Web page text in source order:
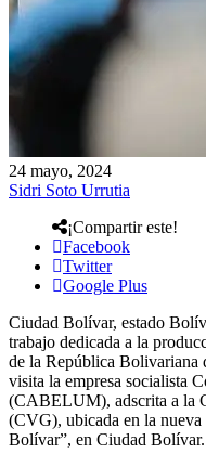
24 mayo, 2024
Sidri Soto Urrutia
¡Compartir este!
Facebook
Twitter
Google Plus
Ciudad Bolívar, estado
trabajo dedicada a la
de la República Bolivariana
visita la empresa socialista
(CABELUM), adscrita a la
(CVG), ubicada en la
Bolívar”, en Ciudad Bolívar.